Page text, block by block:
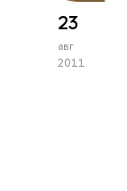
23
авг
2011